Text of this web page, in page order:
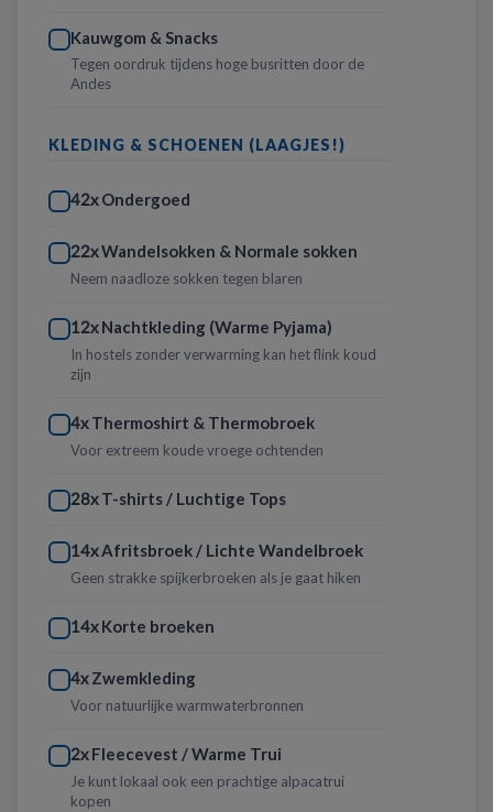
Kauwgom & Snacks
Tegen oordruk tijdens hoge busritten door de
Andes
KLEDING & SCHOENEN (LAAGJES!)
42xOndergoed
22xWandelsokken & Normale sokken
Neem naadloze sokken tegen blaren
12xNachtkleding (Warme Pyjama)
In hostels zonder verwarming kan het flink koud
zijn
4xThermoshirt & Thermobroek
Voor extreem koude vroege ochtenden
28xT-shirts / Luchtige Tops
14xAfritsbroek / Lichte Wandelbroek
Geen strakke spijkerbroeken als je gaat hiken
14xKorte broeken
4xZwemkleding
Voor natuurlijke warmwaterbronnen
2xFleecevest / Warme Trui
Je kunt lokaal ook een prachtige alpacatrui
kopen